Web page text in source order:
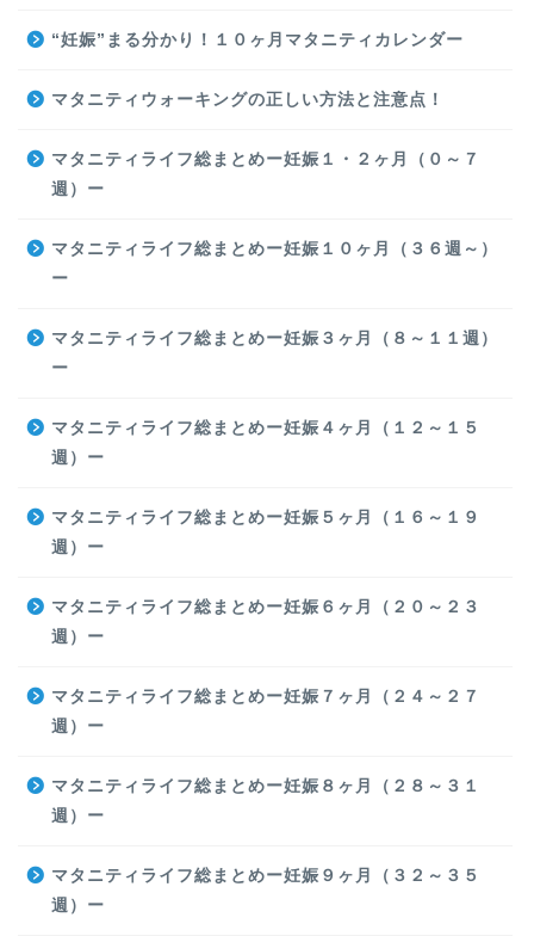
“妊娠”まる分かり！１０ヶ月マタニティカレンダー
マタニティウォーキングの正しい方法と注意点！
マタニティライフ総まとめー妊娠１・２ヶ月（０～７
週）ー
マタニティライフ総まとめー妊娠１０ヶ月（３６週～）
ー
マタニティライフ総まとめー妊娠３ヶ月（８～１１週）
ー
マタニティライフ総まとめー妊娠４ヶ月（１２～１５
週）ー
マタニティライフ総まとめー妊娠５ヶ月（１６～１９
週）ー
マタニティライフ総まとめー妊娠６ヶ月（２０～２３
週）ー
マタニティライフ総まとめー妊娠７ヶ月（２４～２７
週）ー
マタニティライフ総まとめー妊娠８ヶ月（２８～３１
週）ー
マタニティライフ総まとめー妊娠９ヶ月（３２～３５
週）ー